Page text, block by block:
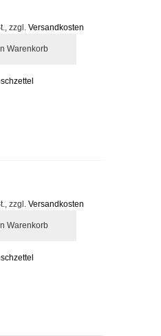
,zzgl.Versandkosten
Warenkorb
,zzgl.Versandkosten
Warenkorb